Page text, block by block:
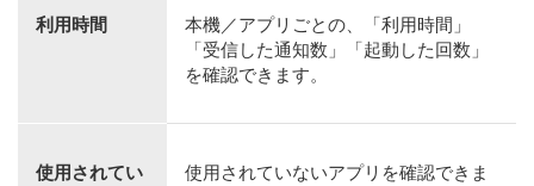
利用時間
本機／アプリごとの、「利用時間」
「受信した通知数」「起動した回数」
を確認できます。
使用されてい
使用されていないアプリを確認できま